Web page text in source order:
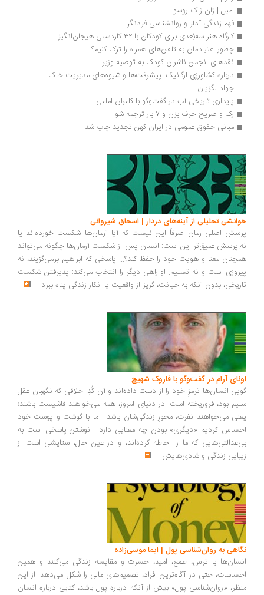
امیل | ژان ژاک روسو
فهم زندگی آدلر و روانشناسی فردنگر
کارگاه هنر سه‌بُعدی برای کودکان با ٣٢ کاردستی هیجان‌انگیز
چطور اعتیادمان به تلفن‌های همراه را ترک کنیم؟
نقدهای انجمن ناشران کودک به توصیه وزیر
درباره کشاورزی ارگانیک: پیشرفت‌ها و شیوه‌های مدیریت خاک |
جواد لگزیان
پایداری تاریخی آب در گفت‌وگو با کامران امامی
رک و صریح حرف بزن و 7 بار ترجمه شو!
مبانی حقوق عمومی در ایران کهن تجدید چاپ شد
تحلیلی از آینه‌های دردار | اسحاق شیروانی
اصلی رمان صرفاً این نیست که آیا آرمان‌ها شکست خورده‌اند یا
عمیق‌تر این است: انسان پس از شکست آرمان‌ها چگونه می‌تواند
معنا و هویت خود را حفظ کند؟... پاسخی که ابراهیم برمی‌گزیند، نه
است و نه تسلیم. او راهی دیگر را انتخاب می‌کند: پذیرفتن شکست
بدون آنکه به خیانت، گریز از واقعیت یا انکار زندگی پناه ببرد...
آرام در گفت‌وگو با فاروک شهیچ‭
انسان‌ها ترمزِ خود را از دست داده‌اند و آن کُدِ اخلاقی که نگهبان عقل
بود، فروریخته است. در دنیای امروز، همه می‌خواهند فاشیست باشند؛
می‌خواهند نفرت، محورِ زندگی‌شان باشد... ما با گوشت و پوست خود
کردیم «دیگری» بودن چه معنایی دارد... نوشتن پاسخی است به
که ما را احاطه کرده‌اند، و در عین حال، ستایشی است از
زندگی و شادی‌هایش...
به روان‌شناسی پول | ایما موسی‌زاده
با ترس، طمع، امید، حسرت و مقایسه زندگی می‌کنند و همین
حتی در آگاه‌ترین افراد، تصمیم‌های مالی را شکل می‌دهد. از این
«روان‌شناسی پول» بیش از آنکه درباره پول باشد، کتابی درباره انسان